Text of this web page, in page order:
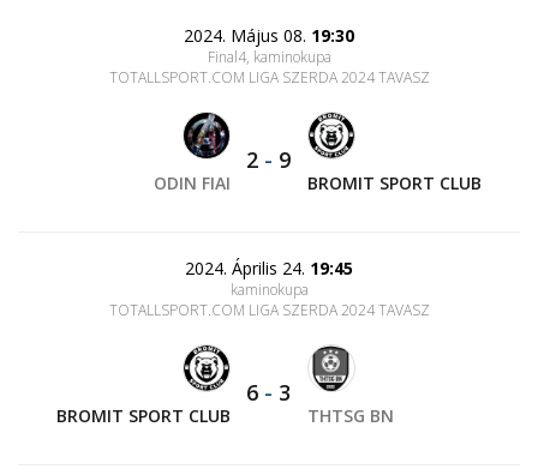
2024. Május 08. 19:30
Final4, kaminokupa
TOTALLSPORT.COM LIGA SZERDA 2024 TAVASZ
ODIN FIAI
2 - 9
BROMIT SPORT CLUB
2024. Április 24. 19:45
kaminokupa
TOTALLSPORT.COM LIGA SZERDA 2024 TAVASZ
BROMIT SPORT CLUB
6 - 3
THTSG BN